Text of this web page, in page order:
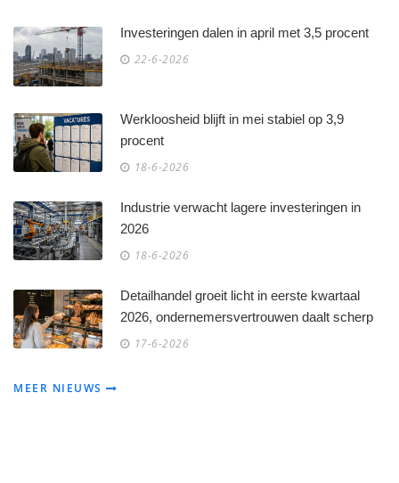
Investeringen dalen in april met 3,5 procent
22-6-2026
Werkloosheid blijft in mei stabiel op 3,9
procent
18-6-2026
Industrie verwacht lagere investeringen in
2026
18-6-2026
Detailhandel groeit licht in eerste kwartaal
2026, ondernemersvertrouwen daalt scherp
17-6-2026
MEER NIEUWS